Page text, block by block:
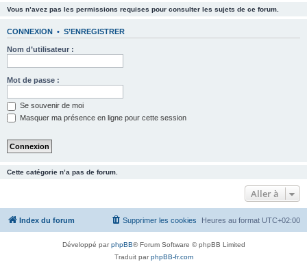
Vous n’avez pas les permissions requises pour consulter les sujets de ce forum.
CONNEXION • S’ENREGISTRER
Nom d’utilisateur :
Mot de passe :
Se souvenir de moi
Masquer ma présence en ligne pour cette session
Cette catégorie n’a pas de forum.
Aller à
Index du forum Heures au format UTC+02:00
Supprimer les cookies
Développé parphpBB® Forum Software © phpBB Limited
Traduit parphpBB-fr.com